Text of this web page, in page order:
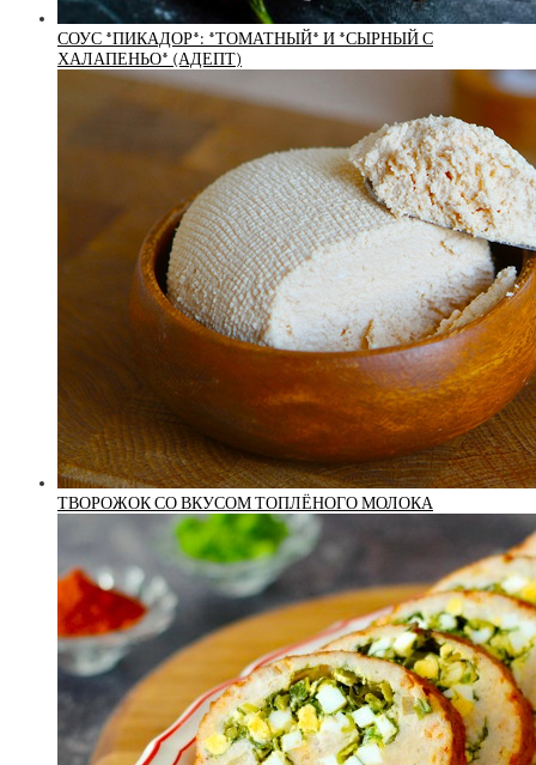
СОУС *ПИКАДОР*: *ТОМАТНЫЙ* И *СЫРНЫЙ С
ХАЛАПЕНЬО* (АДЕПТ)
ТВОРОЖОК СО ВКУСОМ ТОПЛЁНОГО МОЛОКА